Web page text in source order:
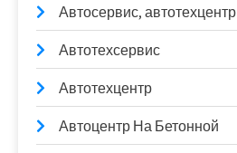
Автосервис, автотехцентр
Автотехсервис
Автотехцентр
Автоцентр На Бетонной